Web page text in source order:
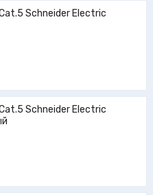
Schneider Electric
Schneider Electric